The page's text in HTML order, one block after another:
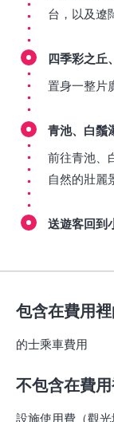
台，以及遼
四季彩之丘
置身一整片
青池、白鬚
前往青池、
自然的壯麗
送遊客回到
包含在費用
的士乘車費用
不包含在費
設施使用費（觀